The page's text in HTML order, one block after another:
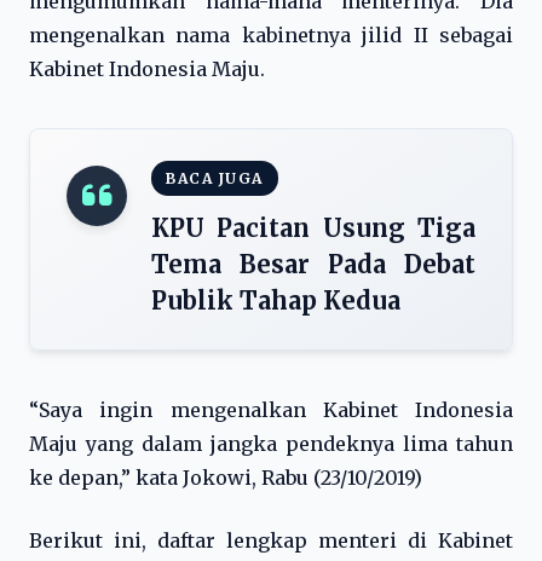
mengenalkan nama kabinetnya jilid II sebagai
Kabinet Indonesia Maju.
BACA JUGA
KPU Pacitan Usung Tiga
Tema Besar Pada Debat
Publik Tahap Kedua
“Saya ingin mengenalkan Kabinet Indonesia
Maju yang dalam jangka pendeknya lima tahun
ke depan,” kata Jokowi, Rabu (23/10/2019)
Berikut ini, daftar lengkap menteri di Kabinet